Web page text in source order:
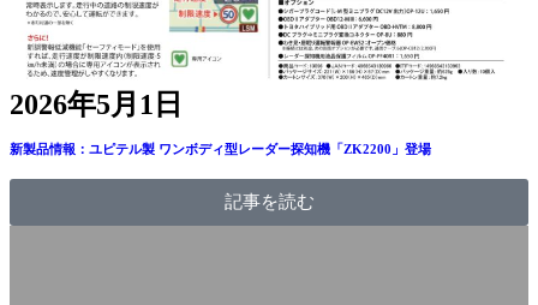
2026年5月1日
新製品情報：ユピテル製 ワンボディ型レーダー探知機「ZK2200」登場
記事を読む